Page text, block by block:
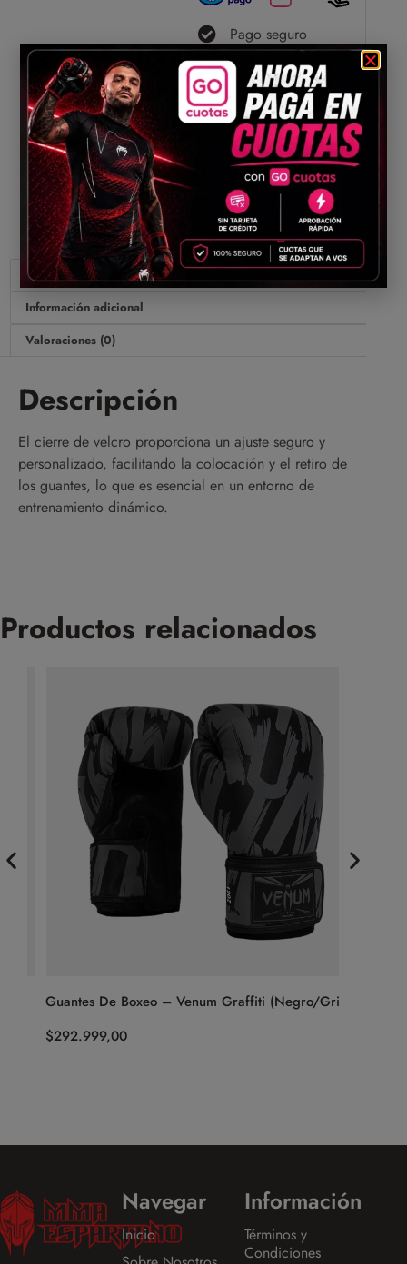
Pago seguro
Envíos a todo el
país
Compartir
Descripción
Información adicional
Valoraciones (0)
Descripción
El cierre de velcro proporciona un ajuste seguro y
personalizado, facilitando la colocación y el retiro de
los guantes, lo que es esencial en un entorno de
entrenamiento dinámico.
Productos relacionados
Guantes De Boxeo – Venum Graffiti (Negro/Gris)
292.999,00
Navegar
Inicio
Información
Términos y
Condiciones